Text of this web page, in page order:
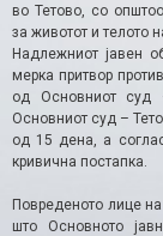
во Тетово, со
за животот и телото
Надлежниот јавен
мерка притвор
од Основниот суд
Основниот суд –
од 15 дена, а
кривична постапка.
Повреденото лице
што Основното